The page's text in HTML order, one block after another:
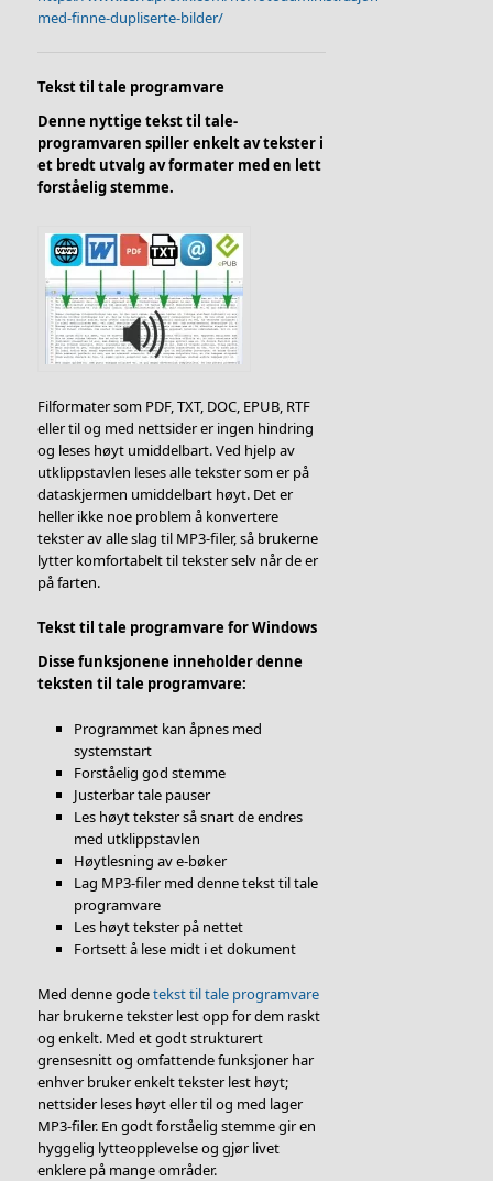
med-finne-dupliserte-bilder/
Tekst til tale programvare
Denne nyttige tekst til tale-
programvaren spiller enkelt av tekster i
et bredt utvalg av formater med en lett
forståelig stemme.
Filformater som PDF, TXT, DOC, EPUB, RTF
eller til og med nettsider er ingen hindring
og leses høyt umiddelbart. Ved hjelp av
utklippstavlen leses alle tekster som er på
dataskjermen umiddelbart høyt. Det er
heller ikke noe problem å konvertere
tekster av alle slag til MP3-filer, så brukerne
lytter komfortabelt til tekster selv når de er
på farten.
Tekst til tale programvare for Windows
Disse funksjonene inneholder denne
teksten til tale programvare:
Programmet kan åpnes med
systemstart
Forståelig god stemme
Justerbar tale pauser
Les høyt tekster så snart de endres
med utklippstavlen
Høytlesning av e-bøker
Lag MP3-filer med denne tekst til tale
programvare
Les høyt tekster på nettet
Fortsett å lese midt i et dokument
Med denne godetekst til tale programvare
har brukerne tekster lest opp for dem raskt
og enkelt. Med et godt strukturert
grensesnitt og omfattende funksjoner har
enhver bruker enkelt tekster lest høyt;
nettsider leses høyt eller til og med lager
MP3-filer. En godt forståelig stemme gir en
hyggelig lytteopplevelse og gjør livet
enklere på mange områder.